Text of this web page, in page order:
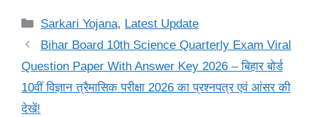
Categories
Sarkari Yojana, Latest Update
Bihar Board 10th Science Quarterly Exam Viral
Question Paper With Answer Key 2026 – बिहार बोर्ड
10वीं विज्ञान त्रैमासिक परीक्षा 2026 का प्रश्नपत्र एवं आंसर की
देखें!